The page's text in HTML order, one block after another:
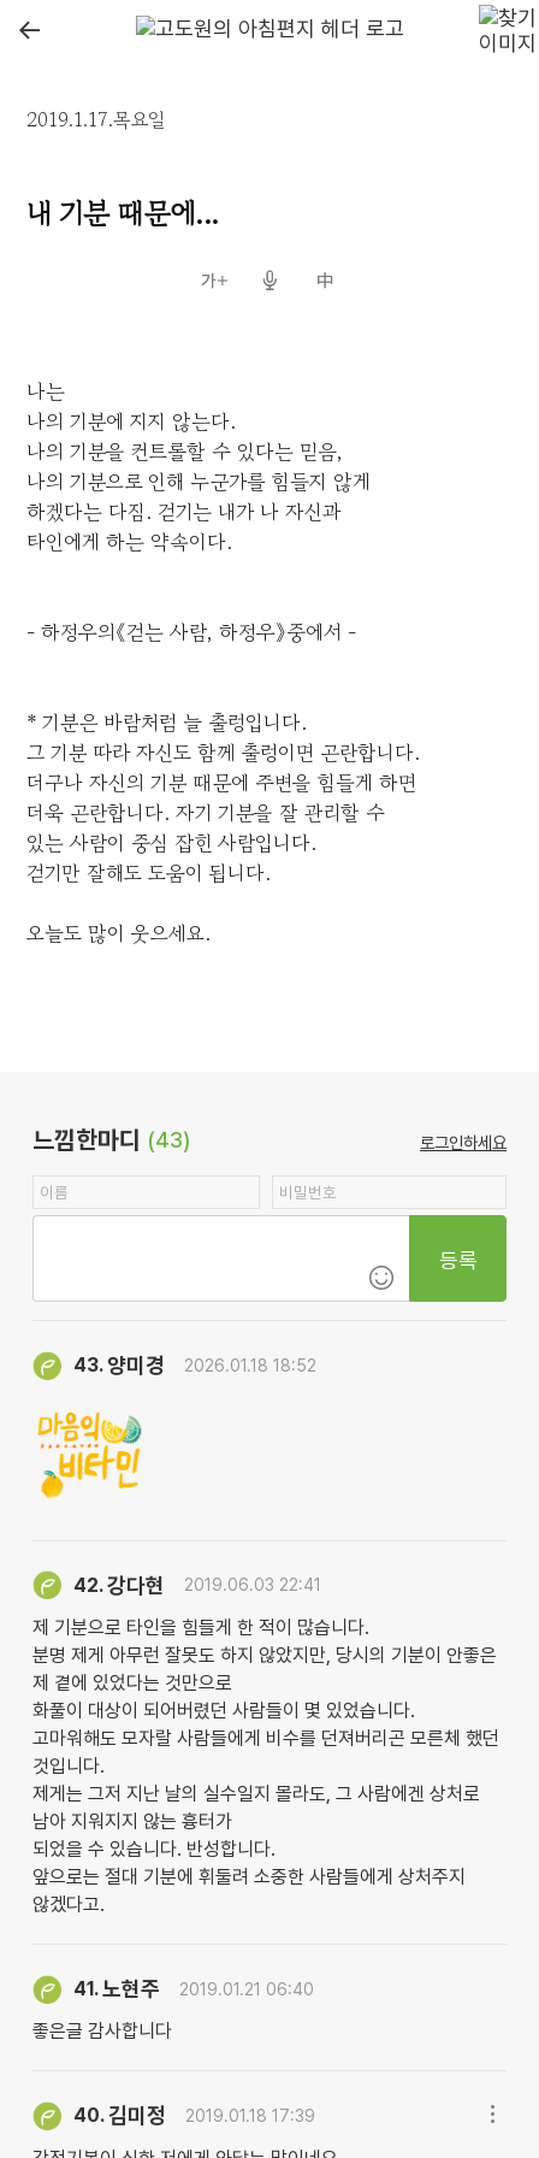
←
2019.1.17.목요일
내 기분 때문에...
나는
나의 기분에 지지 않는다.
나의 기분을 컨트롤할 수 있다는 믿음,
나의 기분으로 인해 누군가를 힘들지 않게
하겠다는 다짐. 걷기는 내가 나 자신과
타인에게 하는 약속이다.
- 하정우의《걷는 사람, 하정우》중에서 -
* 기분은 바람처럼 늘 출렁입니다.
그 기분 따라 자신도 함께 출렁이면 곤란합니다.
더구나 자신의 기분 때문에 주변을 힘들게 하면
더욱 곤란합니다. 자기 기분을 잘 관리할 수
있는 사람이 중심 잡힌 사람입니다.
걷기만 잘해도 도움이 됩니다.
오늘도 많이 웃으세요.
느낌한마디 (43) 로그인하세요
등록
43.양미경 2026.01.18 18:52
42.강다현 2019.06.03 22:41
제 기분으로 타인을 힘들게 한 적이 많습니다.
분명 제게 아무런 잘못도 하지 않았지만, 당시의 기분이 안좋은
제 곁에 있었다는 것만으로
화풀이 대상이 되어버렸던 사람들이 몇 있었습니다.
고마워해도 모자랄 사람들에게 비수를 던져버리곤 모른체 했던
것입니다.
제게는 그저 지난 날의 실수일지 몰라도, 그 사람에겐 상처로
남아 지워지지 않는 흉터가
되었을 수 있습니다. 반성합니다.
앞으로는 절대 기분에 휘둘려 소중한 사람들에게 상처주지
않겠다고.
41.노현주 2019.01.21 06:40
좋은글 감사합니다
40.김미정 2019.01.18 17:39